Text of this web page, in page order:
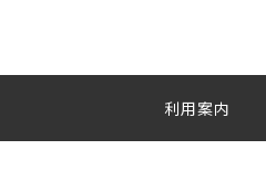
利用案内